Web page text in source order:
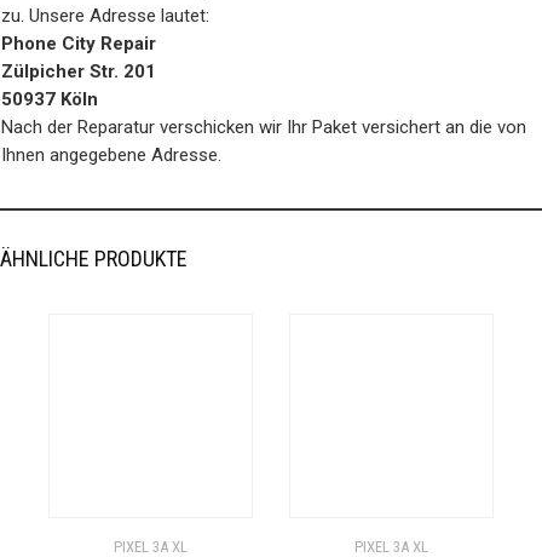
zu. Unsere Adresse lautet:
Phone City Repair
Zülpicher Str. 201
50937 Köln
Nach der Reparatur verschicken wir Ihr Paket versichert an die von
Ihnen angegebene Adresse.
ÄHNLICHE PRODUKTE
PIXEL 3A XL PIXEL 3A XL